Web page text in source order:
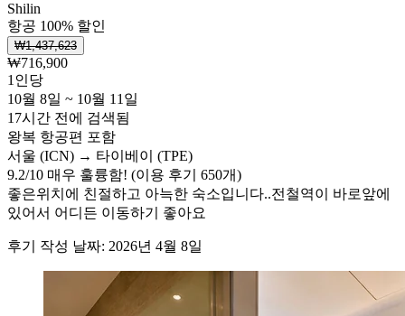
Shilin
항공 100% 할인
₩1,437,623
₩716,900
1인당
10월 8일 ~ 10월 11일
17시간 전에 검색됨
왕복 항공편 포함
서울 (ICN) → 타이베이 (TPE)
9.2/10 매우 훌륭함! (이용 후기 650개)
좋은위치에 친절하고 아늑한 숙소입니다..전철역이 바로앞에
있어서 어디든 이동하기 좋아요
후기 작성 날짜: 2026년 4월 8일